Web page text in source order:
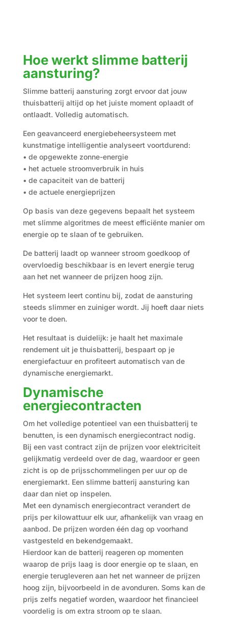
Hoe werkt slimme batterij
aansturing?
Slimme batterij aansturing zorgt ervoor dat jouw
thuisbatterij altijd op het juiste moment oplaadt of
ontlaadt. Volledig automatisch.
Een geavanceerd energiebeheersysteem met
kunstmatige intelligentie analyseert voortdurend:
• de opgewekte zonne-energie
• het actuele stroomverbruik in huis
• de capaciteit van de batterij
• de actuele energieprijzen
Op basis van deze gegevens bepaalt het systeem
met slimme algoritmes de meest efficiënte manier om
energie op te slaan of te gebruiken.
De batterij laadt op wanneer stroom goedkoop of
overvloedig beschikbaar is en levert energie terug
aan het net wanneer de prijzen hoog zijn.
Het systeem leert continu bij, zodat de aansturing
steeds slimmer en zuiniger wordt. Jij hoeft daar niets
voor te doen.
Het resultaat is duidelijk: je haalt het maximale
rendement uit je thuisbatterij, bespaart op je
energiefactuur en profiteert automatisch van de
dynamische energiemarkt.
Dynamische
energiecontracten
Om het volledige potentieel van een thuisbatterij te
benutten, is een dynamisch energiecontract nodig.
Bij een vast contract zijn de prijzen voor elektriciteit
gelijkmatig verdeeld over de dag, waardoor er geen
zicht is op de prijsschommelingen per uur op de
energiemarkt. Een slimme batterij aansturing kan
daar dan niet op inspelen.
Met een dynamisch energiecontract verandert de
prijs per kilowattuur elk uur, afhankelijk van vraag en
aanbod. De prijzen worden één dag op voorhand
vastgesteld en bekendgemaakt.
Hierdoor kan de batterij reageren op momenten
waarop de prijs laag is door energie op te slaan, en
energie terugleveren aan het net wanneer de prijzen
hoog zijn, bijvoorbeeld in de avonduren. Soms kan de
prijs zelfs negatief worden, waardoor het financieel
voordelig is om extra stroom op te slaan.